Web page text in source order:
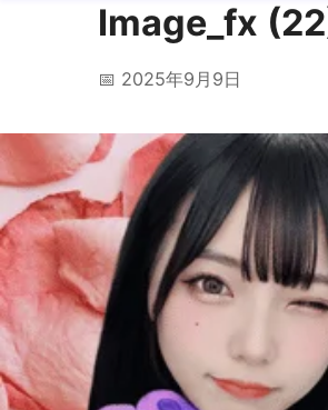
Image_fx
📅 2025年9月9日